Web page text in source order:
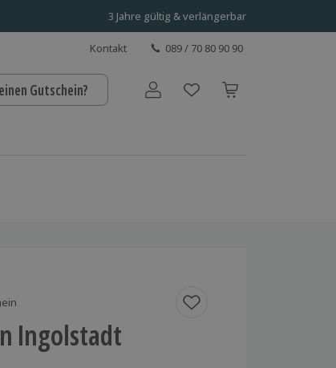
3 Jahre gültig & verlängerbar
Kontakt 089 / 70 80 90 90
Gutschein? Benutzerkonto
Ingolstadt